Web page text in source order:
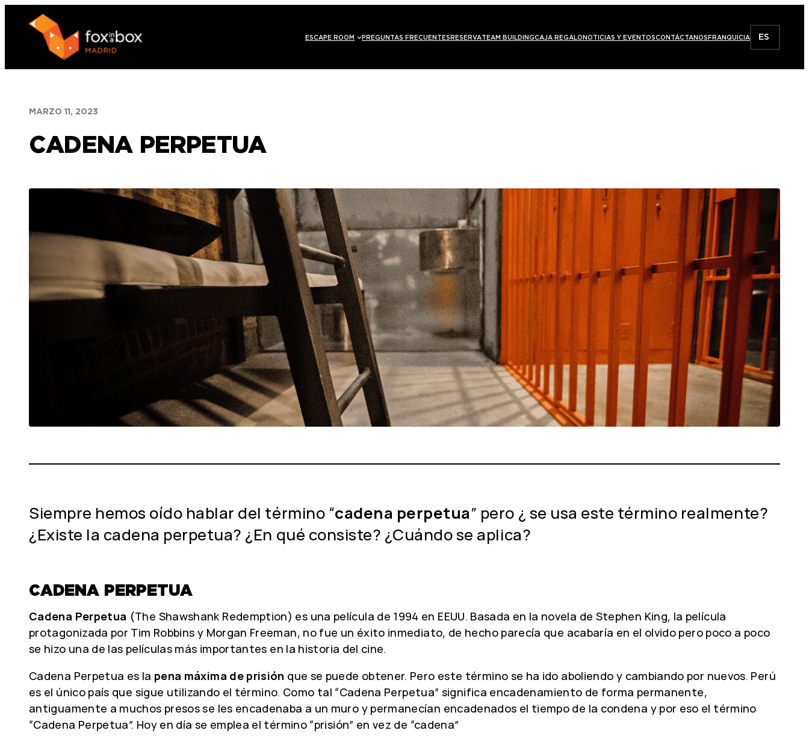
contenido
ESCAPE ROOM PREGUNTAS FRECUENTES RESERVATEAM BUILDINGCAJA REGALO NOTICIAS Y EVENTOSCONTÁCTANOS FRANQUICIA ES
MARZO 11, 2023
CADENA PERPETUA
Siempre hemos oído hablar del término “cadena perpetua” pero ¿ se usa este término realmente?
¿Existe la cadena perpetua? ¿En qué consiste? ¿Cuándo se aplica?
CADENA PERPETUA
Cadena Perpetua (The Shawshank Redemption) es una película de 1994 en EEUU. Basada en la novela de Stephen King, la película
protagonizada por Tim Robbins y Morgan Freeman, no fue un éxito inmediato, de hecho parecía que acabaría en el olvido pero poco a poco
se hizo una de las películas más importantes en la historia del cine.
Cadena Perpetua es la pena máxima de prisión que se puede obtener. Pero este término se ha ido aboliendo y cambiando por nuevos. Perú
es el único país que sigue utilizando el término. Como tal “Cadena Perpetua” significa encadenamiento de forma permanente,
antiguamente a muchos presos se les encadenaba a un muro y permanecían encadenados el tiempo de la condena y por eso el término
“Cadena Perpetua”. Hoy en día se emplea el término “prisión” en vez de “cadena”